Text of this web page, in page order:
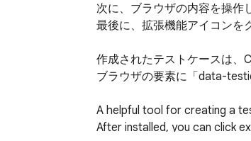
次に、ブラウザの内容を操作
最後に、拡張機能アイコンを
作成されたテストケースは、
ブラウザの要素に「data-
A helpful tool for creating a
After installed, you can click